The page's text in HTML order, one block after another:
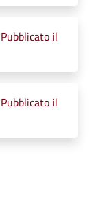
il
il